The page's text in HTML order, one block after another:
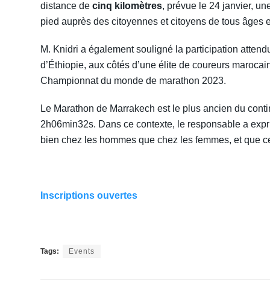
distance de cinq kilomètres, prévue le 24 janvier,
pied auprès des citoyennes et citoyens de tous âges
M. Knidri a également souligné la participation
d’Éthiopie, aux côtés d’une élite de coureurs
Championnat du monde de marathon 2023.
Le Marathon de Marrakech est le plus ancien du
2h06min32s. Dans ce contexte, le responsable a
bien chez les hommes que chez les femmes, et que
Inscriptions ouvertes
Tags: Events